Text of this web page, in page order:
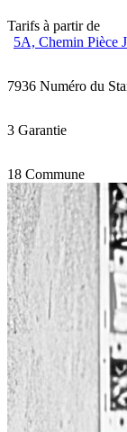
Tarifs à partir de
5A, Chemin Pièce
7936 Numéro du
3 Garantie
18 Commune